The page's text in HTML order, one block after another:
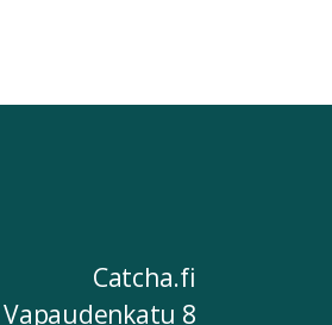
Catcha.fi
Vapaudenkatu 8